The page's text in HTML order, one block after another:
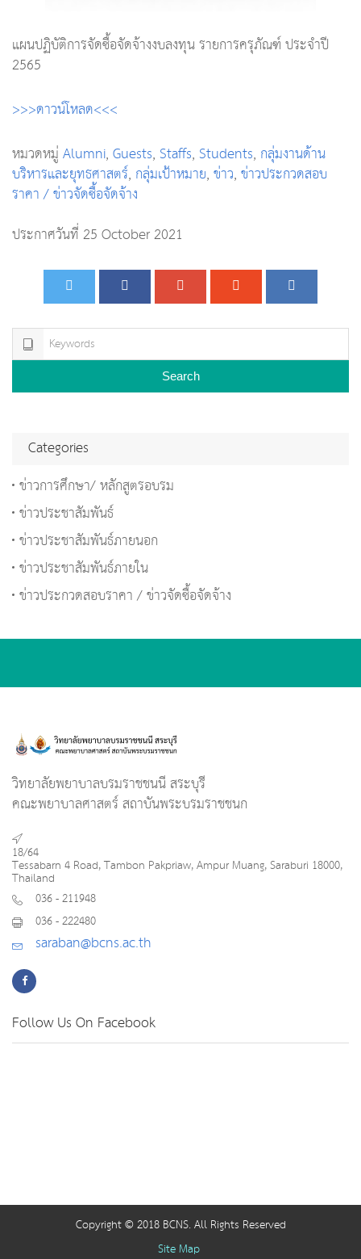
แผนปฏิบัติการจัดซื้อจัดจ้างงบลงทุน รายการครุภัณฑ์ ประจำปี
2565
>>>ดาวน์โหลด<<<
หมวดหมู่Alumni,Guests,Staffs,Students, กลุ่มงานด้าน
บริหารและยุทธศาสตร์, กลุ่มเป้าหมาย,ข่าว,ข่าวประกวดสอบ
ราคา / ข่าวจัดซื้อจัดจ้าง
ประกาศวันที่ 25 October 2021
Search
Categories
ข่าวการศึกษา/ หลักสูตรอบรม
ข่าวประชาสัมพันธ์
ข่าวประชาสัมพันธ์ภายนอก
ข่าวประชาสัมพันธ์ภายใน
ข่าวประกวดสอบราคา / ข่าวจัดซื้อจัดจ้าง
วิทยาลัยพยาบาลบรมราชชนนี สระบุรี
คณะพยาบาลศาสตร์ สถาบันพระบรมราชชนก
18/64
Tessabarn 4 Road, Tambon Pakpriaw, Ampur Muang, Saraburi 18000,
Thailand
036 - 211948
036 - 222480
saraban@bcns.ac.th
Follow Us On Facebook
Copyright © 2018 BCNS. All Rights Reserved
Site Map